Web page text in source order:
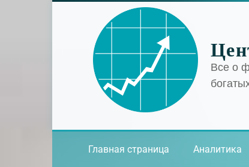
Все о
Главная страница Аналитика